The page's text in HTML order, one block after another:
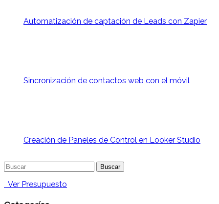
Automatización de captación de Leads con Zapier
Sincronización de contactos web con el móvil
Creación de Paneles de Control en Looker Studio
Buscar:
Ver Presupuesto